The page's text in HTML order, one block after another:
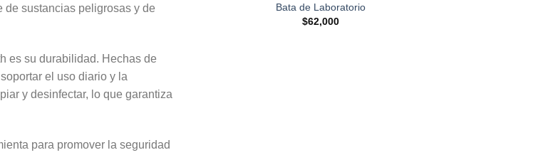
de sustancias peligrosas y de
es su durabilidad. Hechas de
el uso diario y la
y desinfectar, lo que garantiza
para promover la seguridad
Bata de Laboratorio
$62,000